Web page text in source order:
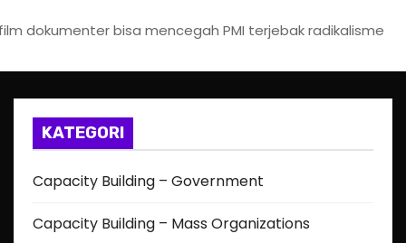
dokumenter bisa mencegah PMI terjebak radikalisme
KATEGORI
Capacity Building – Government
Capacity Building – Mass Organizations